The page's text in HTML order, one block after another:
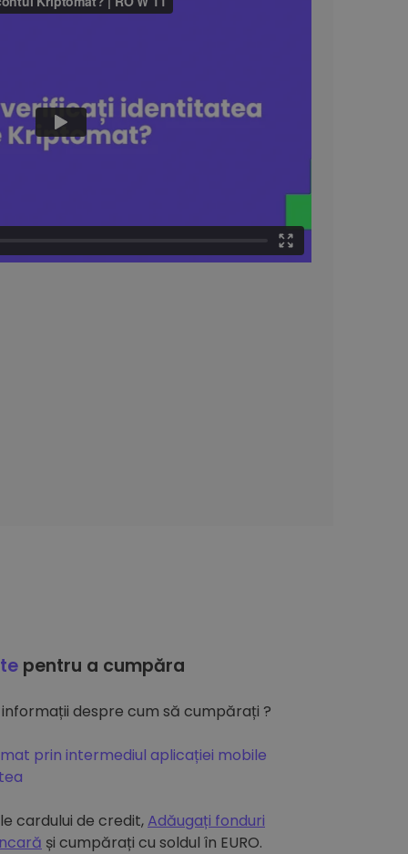
pentru a cumpăra
despre cum să cumpărați ?
prin intermediul aplicației mobile
cardului de credit,Adăugați fonduri
și cumpărați cu soldul în EURO.